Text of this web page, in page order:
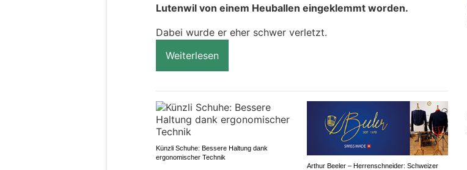
Lutenwil von einem Heuballen eingeklemmt worden.
Dabei wurde er eher schwer verletzt.
Weiterlesen
Künzli Schuhe: Bessere Haltung dank
ergonomischer Technik
Arthur Beeler – Herrenschneider: Schweizer